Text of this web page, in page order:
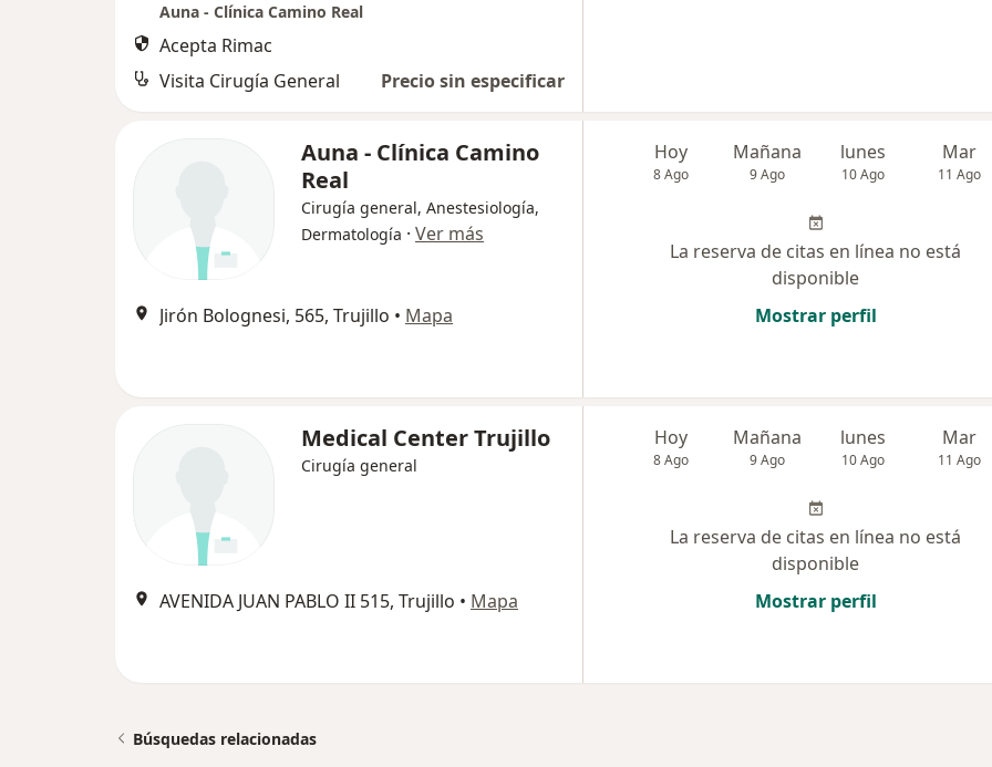
Auna - Clínica Camino Real
Acepta Rimac
Visita Cirugía General
Precio sin especificar
Auna - Clínica Camino
Real
Cirugía general, Anestesiología,
Dermatología · Ver más
Jirón Bolognesi, 565, Trujillo • Mapa
Hoy
8 Ago
Mañana
9 Ago
lunes
10 Ago
Mar
11 Ago
La reserva de citas en línea no está
disponible
Mostrar perfil
Medical Center Trujillo
Cirugía general
AVENIDA JUAN PABLO II 515, Trujillo • Mapa
Hoy
8 Ago
Mañana
9 Ago
lunes
10 Ago
Mar
11 Ago
La reserva de citas en línea no está
disponible
Mostrar perfil
Búsquedas relacionadas